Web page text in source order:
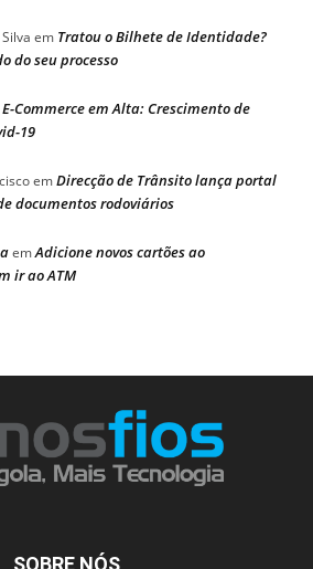
em Tratou o Bilhete de Identidade?
do seu processo
E-Commerce em Alta: Crescimento de
19
emDirecção de Trânsito lança portal
documentos rodoviários
emAdicione novos cartões ao
ir ao ATM
SOBRE NÓS